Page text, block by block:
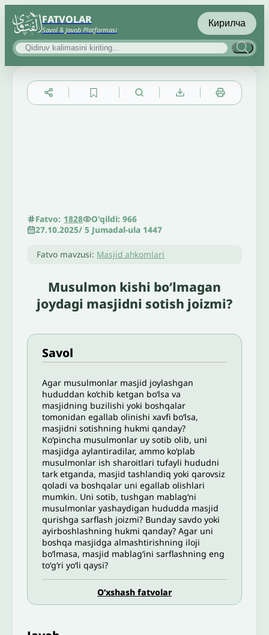
FATVOLAR
Savol & Javob Platformasi
Кирилча
Fatvo: 1828
O'qildi: 966
27.10.2025/5 Jumadal-ula 1447
Fatvo mavzusi: Masjid ahkomlari
Musulmon kishi boʻlmagan
joydagi masjidni sotish joizmi?
Savol
Agar musulmonlar masjid joylashgan
hududdan ko‘chib ketgan bo‘lsa va
masjidning buzilishi yoki boshqalar
tomonidan egallab olinishi xavfi bo‘lsa,
masjidni sotishning hukmi qanday?
Ko‘pincha musulmonlar uy sotib olib, uni
masjidga aylantiradilar, ammo ko‘plab
musulmonlar ish sharoitlari tufayli hududni
tark etganda, masjid tashlandiq yoki qarovsiz
qoladi va boshqalar uni egallab olishlari
mumkin. Uni sotib, tushgan mablag‘ni
musulmonlar yashaydigan hududda masjid
qurishga sarflash joizmi? Bunday savdo yoki
ayirboshlashning hukmi qanday? Agar uni
boshqa masjidga almashtirishning iloji
bo‘lmasa, masjid mablag‘ini sarflashning eng
to‘g‘ri yo‘li qaysi?
O’xshash fatvolar